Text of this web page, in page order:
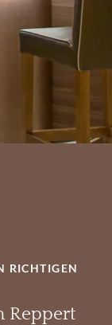
Reppert
RICHTIGEN